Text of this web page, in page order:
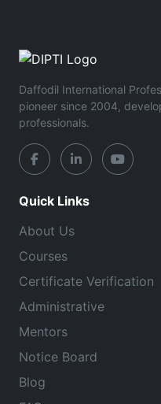
Daffodil International
pioneer since 2004,
professionals.
Quick Links
About Us
Courses
Certificate Verification
Administrative
Mentors
Notice Board
Blog